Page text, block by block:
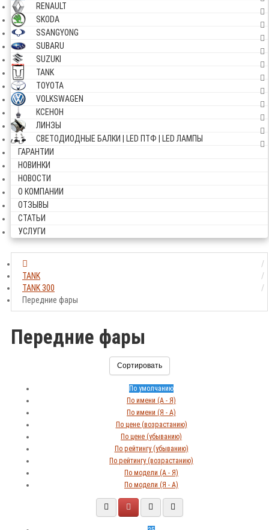
RENAULT
SKODA
SSANGYONG
SUBARU
SUZUKI
TANK
TOYOTA
VOLKSWAGEN
КСЕНОН
ЛИНЗЫ
СВЕТОДИОДНЫЕ БАЛКИ | LED ПТФ | LED ЛАМПЫ
ГАРАНТИИ
НОВИНКИ
НОВОСТИ
О КОМПАНИИ
ОТЗЫВЫ
СТАТЬИ
УСЛУГИ
TANK
TANK 300
Передние фары
Передние фары
Сортировать
По умолчанию
По имени (A - Я)
По имени (Я - A)
По цене (возрастанию)
По цене (убыванию)
По рейтингу (убыванию)
По рейтингу (возрастанию)
По модели (A - Я)
По модели (Я - A)